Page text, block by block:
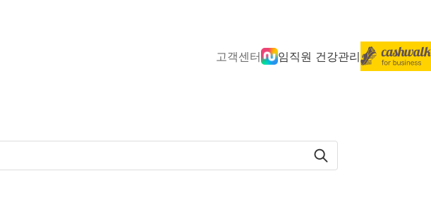
고객센터 임직원 건강관리